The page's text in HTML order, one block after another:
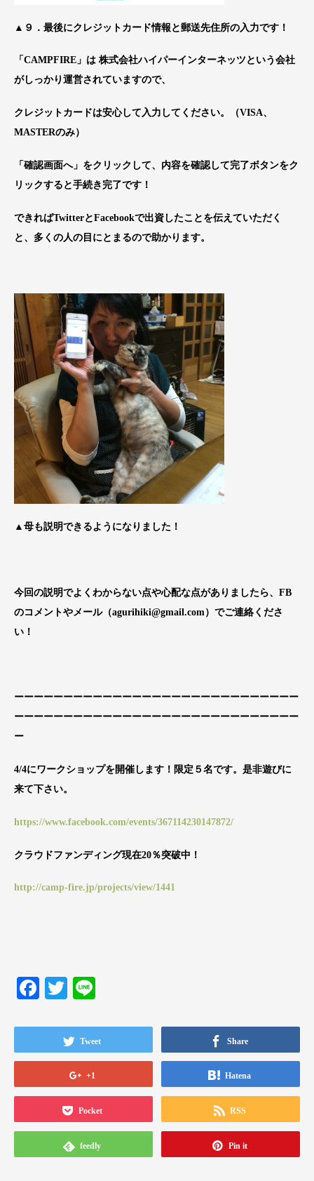
▲９．最後にクレジットカード情報と郵送先住所の入力です！
「CAMPFIRE」は 株式会社ハイパーインターネッツという会社
がしっかり運営されていますので、
クレジットカードは安心して入力してください。（VISA、
MASTERのみ）
「確認画面へ」をクリックして、内容を確認して完了ボタンをク
リックすると手続き完了です！
できればTwitterとFacebookで出資したことを伝えていただく
と、多くの人の目にとまるので助かります。
▲母も説明できるようになりました！
今回の説明でよくわからない点や心配な点がありましたら、FB
のコメントやメール（agurihiki@gmail.com）でご連絡くださ
い！
ーーーーーーーーーーーーーーーーーーーーーーーーーーーーー
ーーーーーーーーーーーーーーーーーーーーーーーーーーーーー
ー
4/4にワークショップを開催します！限定５名です。是非遊びに
来て下さい。
https://www.facebook.com/events/367114230147872/
クラウドファンディング現在20％突破中！
http://camp-fire.jp/projects/view/1441
Facebook
Twitter
Tweet Share
+1 Hatena
Pocket RSS
feedly Pin it